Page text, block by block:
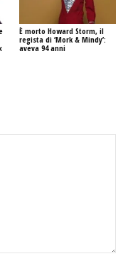
È morto Howard Storm, il
regista di ‘Mork & Mindy’:
aveva 94 anni